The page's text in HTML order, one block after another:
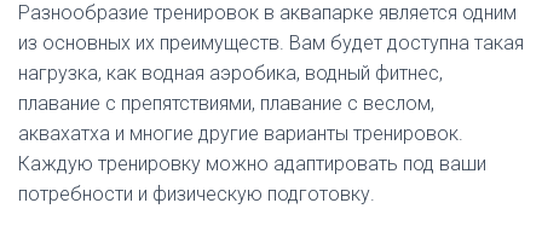
Разнообразие тренировок в аквапарке является одним
из основных их преимуществ. Вам будет доступна такая
нагрузка, как водная аэробика, водный фитнес,
плавание с препятствиями, плавание с веслом,
аквахатха и многие другие варианты тренировок.
Каждую тренировку можно адаптировать под ваши
потребности и физическую подготовку.